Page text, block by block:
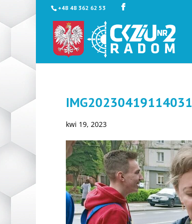
+48 48 362 62 53
IMG20230419114031
kwi 19, 2023